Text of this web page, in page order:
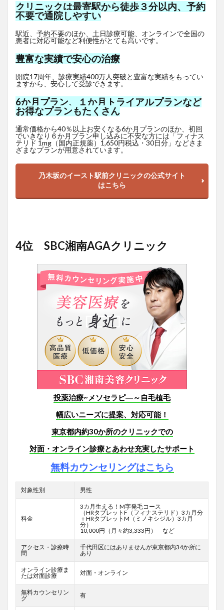
クリニックは最寄駅から徒歩３分以内、予約
不要で通院しやすい
駅近、予約不要のほか、土日診療可能、オンラインで全国の
患者に対応可能など利便性がとても高いです。
豊富な実績で安心の治療
開院17周年、診療実績400万人突破と豊富な実績をもってい
ますから、安心して受診できます。
6か月プラン、１か月トライアルプランなど
お得なプランもたくさん
通常価格から40％以上お安くなる6か月プランのほか、初回
でいきなり６か月ブラン申し込みに不安な方には「フィナス
テリド 1mg（国内正規薬）1,650円税込・30日分」などさま
ざまなプランが用意されています。
乃木坂のイースト駅前クリニックの公式サイト
はこちら
4位 SBC湘南AGAクリニック
投薬治療~メソセラピ―～自毛植毛
幅広いニーズに提案、対応可能！
東京都内約30か所のクリニックでの
対面・オンライン診療とあわせ充実したサポート
無料カウンセリングはこちら
対象性別 男性
料金
3カ月生える！M字発毛コース
（HRタブレットF （フィナステリド）3カ月分
＋HRタブレットM（ミノキシジル）3カ月
分）
10,000円（月々約3,333円） など
アクセス・診療時
間
千代田区にはありませんが東京都内34か所に
あり
オンライン診療ま
たは対面診療
対面・オンライン
無料カウンセリン
グ
有